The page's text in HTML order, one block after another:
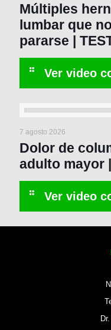
Múltiples
lumbar que
pararse |
7 agosto 2026
Dolor de
adulto mayor